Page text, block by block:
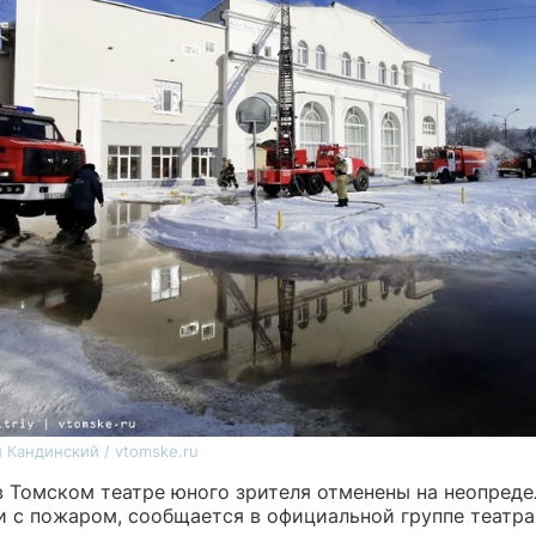
/ vtomske.ru
Томском театре юного зрителя отменены на
с пожаром, сообщается в официальной группе